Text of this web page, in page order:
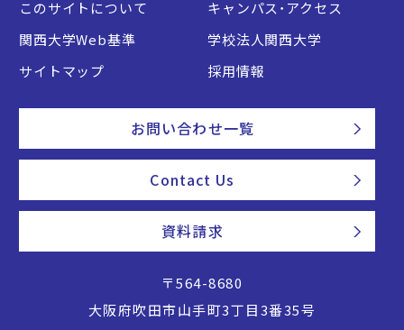
このサイトについて
キャンパス・アクセス
関西大学Web基準
学校法人関西大学
サイトマップ
採用情報
お問い合わせ一覧
Contact Us
資料請求
〒564-8680
大阪府吹田市山手町3丁目3番35号